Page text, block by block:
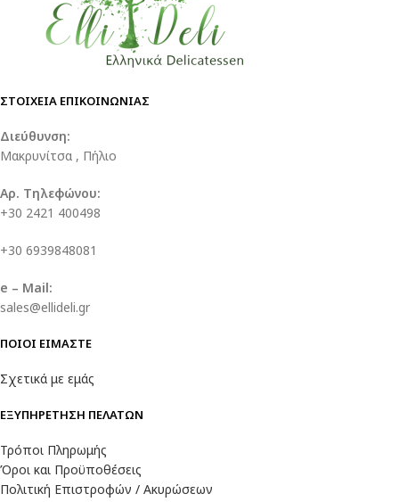
ΣΤΟΙΧΕΙΑ ΕΠΙΚΟΙΝΩΝΙΑΣ
Διεύθυνση:
Μακρυνίτσα , Πήλιο
Αρ. Τηλεφώνου:
+30 2421 400498
+30 6939848081
e – Mail:
sales@ellideli.gr
ΠΟΙΟΙ ΕΙΜΑΣΤΕ
Σχετικά με εμάς
ΕΞΥΠΗΡΕΤΗΣΗ ΠΕΛΑΤΩΝ
Τρόποι Πληρωμής
Όροι και Προϋποθέσεις
Πολιτική Επιστροφών / Ακυρώσεων